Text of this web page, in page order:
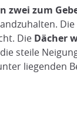
zwei zum
Die Dächer
steile
liegenden